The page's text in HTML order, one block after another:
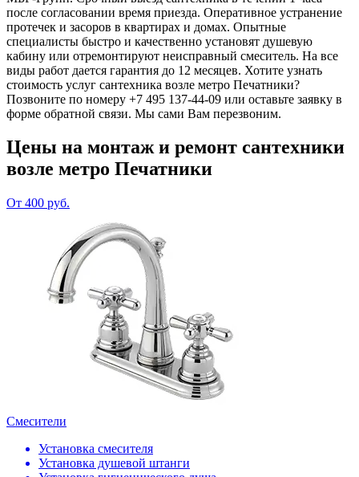
после согласовании время приезда. Оперативное устранение
протечек и засоров в квартирах и домах. Опытные
специалисты быстро и качественно установят душевую
кабину или отремонтируют неисправный смеситель. На все
виды работ дается гарантия до 12 месяцев. Хотите узнать
стоимость услуг сантехника возле метро Печатники?
Позвоните по номеру +7 495 137-44-09 или оставьте заявку в
форме обратной связи. Мы сами Вам перезвоним.
Цены на монтаж и ремонт сантехники
возле метро Печатники
От 400 руб.
Смесители
Установка смесителя
Установка душевой штанги